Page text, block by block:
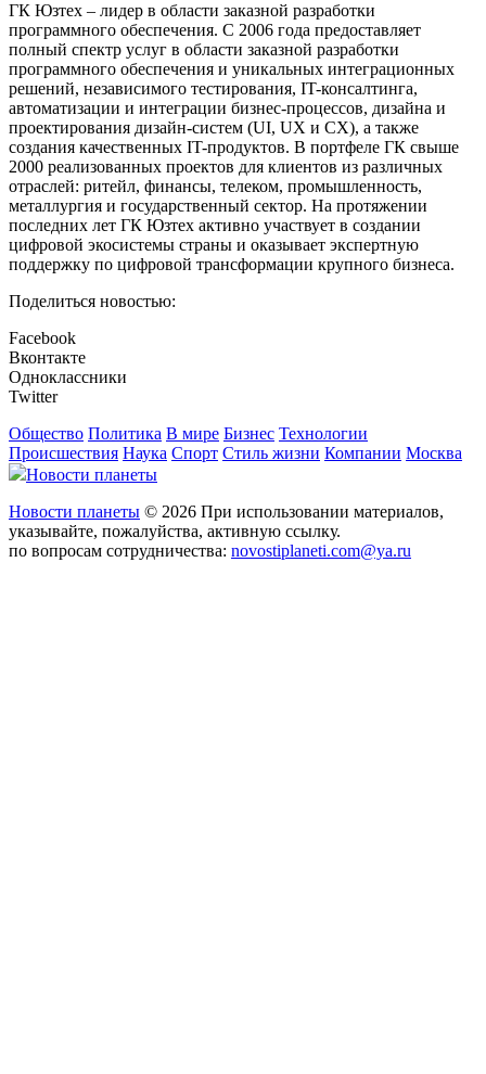
ГК Юзтех – лидер в области заказной разработки
программного обеспечения. C 2006 года предоставляет
полный спектр услуг в области заказной разработки
программного обеспечения и уникальных интеграционных
решений, независимого тестирования, IT-консалтинга,
автоматизации и интеграции бизнес-процессов, дизайна и
проектирования дизайн-систем (UI, UX и CX), а также
создания качественных IT-продуктов. В портфеле ГК свыше
2000 реализованных проектов для клиентов из различных
отраслей: ритейл, финансы, телеком, промышленность,
металлургия и государственный сектор. На протяжении
последних лет ГК Юзтех активно участвует в создании
цифровой экосистемы страны и оказывает экспертную
поддержку по цифровой трансформации крупного бизнеса.
Поделиться новостью:
Facebook
Вконтакте
Одноклассники
Twitter
Общество Политика В мире Бизнес Технологии
Происшествия Наука Спорт Стиль жизни Компании Москва
Новости планеты
Новости планеты © 2026 При использовании материалов,
указывайте, пожалуйства, активную ссылку.
по вопросам сотрудничества: novostiplaneti.com@ya.ru